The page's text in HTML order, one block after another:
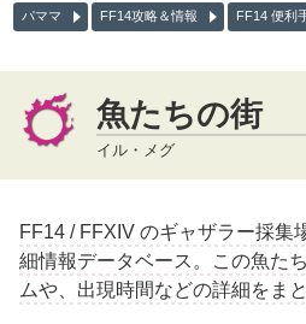
パママ FF14攻略＆情報 FF14 便利
魚たちの街
イル・メグ
FF14 / FFXIV のギャザラー採集
細情報データベース。この魚た
ムや、出現時間などの詳細をま